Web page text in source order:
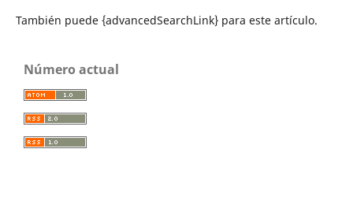
También puede {advancedSearchLink} para este artículo.
Número actual